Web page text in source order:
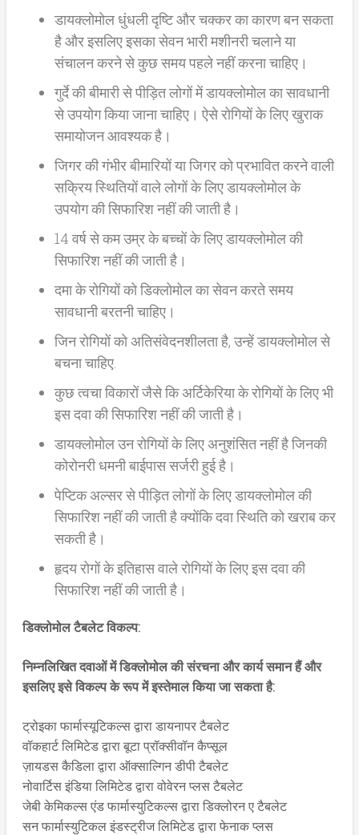
डायक्लोमोल धुंधली दृष्टि और चक्कर का कारण बन सकता
है और इसलिए इसका सेवन भारी मशीनरी चलाने या
संचालन करने से कुछ समय पहले नहीं करना चाहिए।
गुर्दे की बीमारी से पीड़ित लोगों में डायक्लोमोल का सावधानी
से उपयोग किया जाना चाहिए। ऐसे रोगियों के लिए खुराक
समायोजन आवश्यक है।
जिगर की गंभीर बीमारियों या जिगर को प्रभावित करने वाली
सक्रिय स्थितियों वाले लोगों के लिए डायक्लोमोल के
उपयोग की सिफारिश नहीं की जाती है।
14 वर्ष से कम उम्र के बच्चों के लिए डायक्लोमोल की
सिफारिश नहीं की जाती है।
दमा के रोगियों को डिक्लोमोल का सेवन करते समय
सावधानी बरतनी चाहिए।
जिन रोगियों को अतिसंवेदनशीलता है, उन्हें डायक्लोमोल से
बचना चाहिए.
कुछ त्वचा विकारों जैसे कि अर्टिकेरिया के रोगियों के लिए भी
इस दवा की सिफारिश नहीं की जाती है।
डायक्लोमोल उन रोगियों के लिए अनुशंसित नहीं है जिनकी
कोरोनरी धमनी बाईपास सर्जरी हुई है।
पेप्टिक अल्सर से पीड़ित लोगों के लिए डायक्लोमोल की
सिफारिश नहीं की जाती है क्योंकि दवा स्थिति को खराब कर
सकती है।
हृदय रोगों के इतिहास वाले रोगियों के लिए इस दवा की
सिफारिश नहीं की जाती है।
डिक्लोमोल टैबलेट विकल्प:
निम्नलिखित दवाओं में डिक्लोमोल की संरचना और कार्य समान हैं और
इसलिए इसे विकल्प के रूप में इस्तेमाल किया जा सकता है:
ट्रोइका फार्मास्यूटिकल्स द्वारा डायनापर टैबलेट
वॉकहार्ट लिमिटेड द्वारा बूटा प्रॉक्सीवॉन कैप्सूल
ज़ायडस कैडिला द्वारा ऑक्साल्गिन डीपी टैबलेट
नोवार्टिस इंडिया लिमिटेड द्वारा वोवेरन प्लस टैबलेट
जेबी केमिकल्स एंड फार्मास्युटिकल्स द्वारा डिक्लोरन ए टैबलेट
सन फार्मास्युटिकल इंडस्ट्रीज लिमिटेड द्वारा फेनाक प्लस